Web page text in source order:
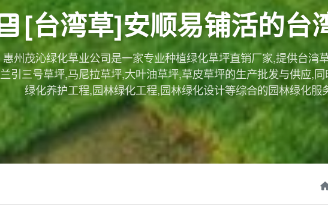
[台湾草]安顺易铺活的台
惠州茂沁绿化草业公司是一家专业种植绿化草坪直销厂家,提供台湾
兰引三号草坪,马尼拉草坪,大叶油草坪,草皮草坪的生产批发与供应,
绿化养护工程,园林绿化工程,园林绿化设计等综合的园林绿化服